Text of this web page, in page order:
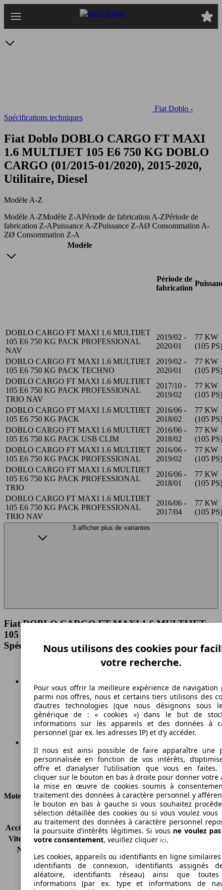
au
Fiat Doblo -
Spécifications techniques
Fiat Doblo DOBLO CARGO FT MAXI
1.6 MULTIJET 105 E6 750 KG DOBLO
CARGO (01/2015-01/2020), 2015-2020,
Utilitaire, Diesel
Modèle A-Z
Modèle A-ZModèle Z-APériode de fabrication A-ZPériode de
fabrication Z-APuissance A-ZPuissance Z-AØ Consommation A-
ZØ Consommation Z-A
Modèle
Période de
fabrication
DOBLO CARGO FT MAXI 1.6 MULTIJET
105 E6 750 KG PACK PROFESSIONAL
NAV
2019/02 -
2020/01
77 KW
(105 PS)
DOBLO CARGO FT MAXI 1.6 MULTIJET
105 E6 750 KG PACK TECHNO
2019/02 -
2020/01
77 KW
(105 PS)
DOBLO CARGO FT MAXI 1.6 MULTIJET
105 E6 750 KG PACK PROFESSIONAL
TRIO NAV
2017/10 -
2019/02
77 KW
(105 PS)
DOBLO CARGO FT MAXI 1.6 MULTIJET
105 E6 750 KG PACK
2016/06 -
2018/02
77 KW
(105 PS)
DOBLO CARGO FT MAXI 1.6 MULTIJET
105 E6 750 KG PACK USB CLIM
2016/06 -
2018/02
77 KW
(105 PS)
DOBLO CARGO FT MAXI 1.6 MULTIJET
105 E6 750 KG PACK PROFESSIONAL
2016/06 -
2019/02
77 KW
(105 PS)
DOBLO CARGO FT MAXI 1.6 MULTIJET
105 E6 750 KG PACK PROFESSIONAL
TRIO
2016/06 -
2018/01
77 KW
(105 PS)
DOBLO CARGO FT MAXI 1.6 MULTIJET
105 E6 750 KG PACK PROFESSIONAL
TRIO NAV
2016/06 -
2017/04
77 KW
(105 PS)
3 afficher plus de variantes
Fiat DOBLO CARGO FT MAXI 1.6 MULTIJET
105 E6 750 KG PACK PROFESSIONAL NAV
Spécifications techniques
164 km/h
Vitesse maximale
Diesel
Carburant
Moteur et Puissance
KW (CH)
77 kW (105 PS)
Accélération (0-100 km/h) -
Vitesse maximale (km/h) 164 km/h
Nombre de vitesses
Couple
290 nm
Cylindrée
1598 ccm
Carburant
Diesel
Nous utilisons des cookies pour
votre recherche.
Pour vous offrir la meilleure expérience de navigation
parmi nos offres, nous et certains tiers utilisons des
d’autres technologies (que nous désignons sous
générique de : « cookies ») dans le but de
informations sur les appareils et des données à
personnel (par ex. les adresses IP) et d’y accéder.
Il nous est ainsi possible de faire apparaître une
personnalisée en fonction de vos intérêts,
offre et d’analyser l’utilisation que vous en faites.
cliquer sur le bouton en bas à droite pour donner votre
la mise en œuvre de cookies soumis à
traitement des données à caractère personnel y
le bouton en bas à gauche si vous souhaitez
sélection détaillée des cookies ou si vous voulez vous
au traitement des données à caractère personnel
la poursuite d’intérêts légitimes. Si vous ne voulez
votre consentement, veuillez cliquer ici.
Les cookies, appareils ou identifiants en ligne
identifiants de connexion, identifiants assignés
aléatoire, identifiants réseau) ainsi que
informations (par ex. type et informations de